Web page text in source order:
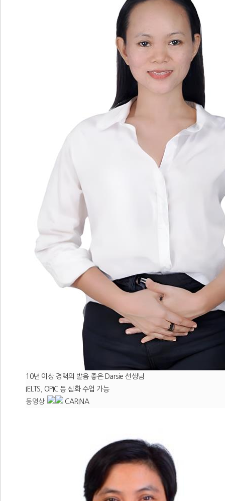
10년 이상 경력의 발음 좋은 Darsie 선생님
IELTS, OPIC 등 심화 수업 가능
동영상
CARINA